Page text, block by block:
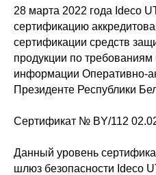
28 марта 2022 года Ideco
сертификацию
сертификации средств
продукции по требованиям
информации Оперативно-
Президенте Республики
Сертификат № BY/112
Данный уровень
шлюз безопасности Ideco